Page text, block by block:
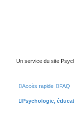
Un service du site
Accès rapide FAQ
Psychologie,